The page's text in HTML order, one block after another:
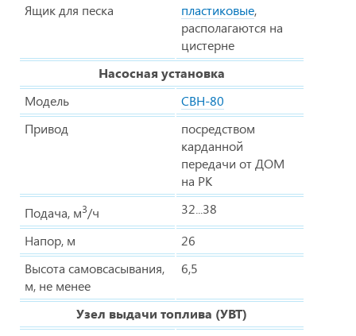
Ящик для песка
пластиковые,
располагаются на
цистерне
Насосная установка
Модель
СВН-80
Привод
посредством
карданной
передачи от ДОМ
на РК
Подача, м3/ч
32...38
Напор, м
26
Высота самовсасывания,
м, не менее
6,5
Узел выдачи топлива (УВТ)